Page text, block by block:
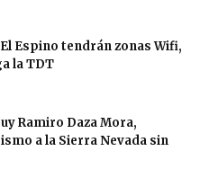
Espino tendrán zonas Wifi,
la TDT
Ramiro Daza Mora,
a la Sierra Nevada sin